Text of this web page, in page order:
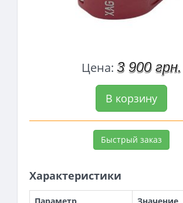
Цена: 3 900 грн.
В корзину
Быстрый заказ
Характеристики